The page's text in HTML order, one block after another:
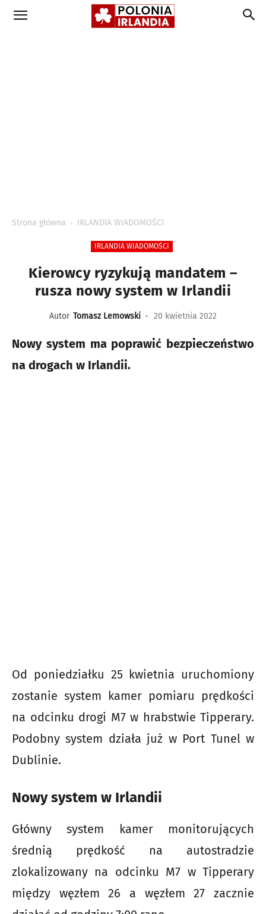
Strona główna IRLANDIA WIADOMOŚCI
IRLANDIA WIADOMOŚCI
Kierowcy ryzykują mandatem –
rusza nowy system w Irlandii
Autor Tomasz Lemowski - 20 kwietnia 2022
Nowy system ma poprawić bezpieczeństwo
na drogach w Irlandii.
Od poniedziałku 25 kwietnia uruchomiony
zostanie system kamer pomiaru prędkości
na odcinku drogi M7 w hrabstwie Tipperary.
Podobny system działa już w Port Tunel w
Dublinie.
Nowy system w Irlandii
Główny system kamer monitorujących
średnią prędkość na autostradzie
zlokalizowany na odcinku M7 w Tipperary
między węzłem 26 a węzłem 27 zacznie